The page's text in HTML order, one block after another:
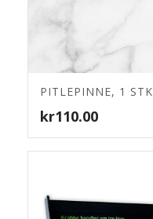
4.11
PITLEPINNE, 1 STK
kr110.00